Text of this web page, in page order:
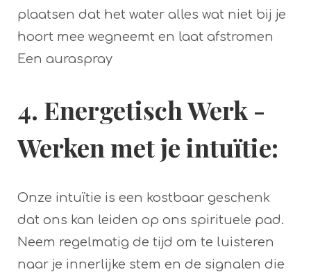
plaatsen dat het water alles wat niet bij je
hoort mee wegneemt en laat afstromen
Een auraspray
4. Energetisch Werk -
Werken met je intuïtie:
Onze intuïtie is een kostbaar geschenk
dat ons kan leiden op ons spirituele pad.
Neem regelmatig de tijd om te luisteren
naar je innerlijke stem en de signalen die